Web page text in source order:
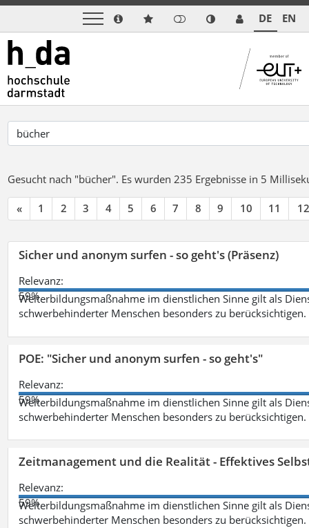
DE EN
Gesucht nach "bücher". Es wurden 235 Ergebnisse in 5
« 1 2 3 4 5 6 7 8 9 10 11 12
Sicher und anonym surfen - so geht's (Präsenz)
Relevanz:
59%
Weiterbildungsmaßnahme im dienstlichen Sinne gilt als
schwerbehinderter Menschen besonders zu berücksichtigen.
POE: "Sicher und anonym surfen - so geht's"
Relevanz:
59%
Weiterbildungsmaßnahme im dienstlichen Sinne gilt als
schwerbehinderter Menschen besonders zu berücksichtigen.
Zeitmanagement und die Realität - Effektives
Relevanz:
59%
Weiterbildungsmaßnahme im dienstlichen Sinne gilt als
schwerbehinderter Menschen besonders zu berücksichtigen.